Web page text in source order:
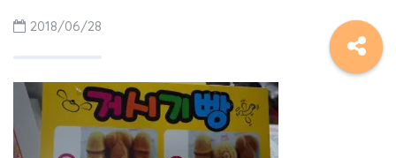
2018/06/28